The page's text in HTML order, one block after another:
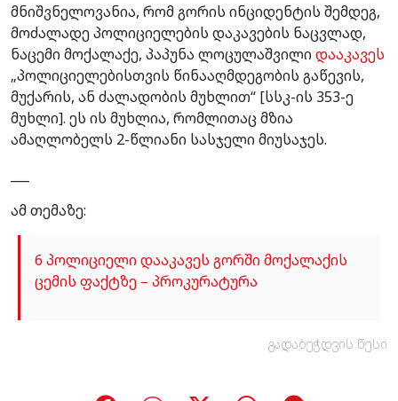
მნიშვნელოვანია, რომ გორის ინციდენტის შემდეგ,
მოძალადე პოლიციელების დაკავების ნაცვლად,
ნაცემი მოქალაქე, პაპუნა ლოცულაშვილიდააკავეს
„პოლიციელებისთვის წინააღმდეგობის გაწევის,
მუქარის, ან ძალადობის მუხლით“ [სსკ-ის 353-ე
მუხლი]. ეს ის მუხლია, რომლითაც მზია
ამაღლობელს 2-წლიანი სასჯელი მიუსაჯეს.
ამ თემაზე:
6 პოლიციელი დააკავეს გორში მოქალაქის
ცემის ფაქტზე – პროკურატურა
გადაბეჭდვის წესი